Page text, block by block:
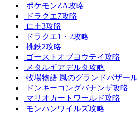
ポケモンZA攻略
ドラクエ7攻略
仁王3攻略
ドラクエ1・2攻略
桃鉄2攻略
ゴーストオブヨウテイ攻略
メタルギアデルタ攻略
牧場物語 風のグランドバザー
ドンキーコングバナンザ攻略
マリオカートワールド攻略
モンハンワイルズ攻略